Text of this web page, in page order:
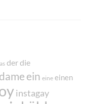
derdie
ein eine einen
instagay